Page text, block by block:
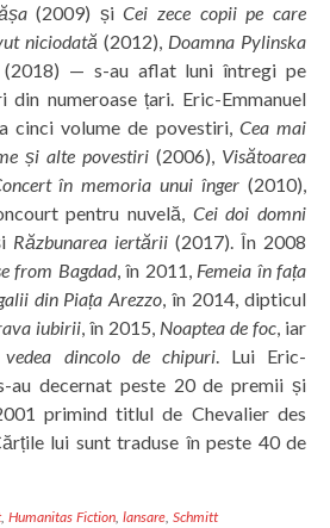
(2009) șiCei zece copii pe care
niciodată(2012), Doamna Pylinska
(2018) — s-au aflat luni întregi pe
din numeroase țari. Eric-Emmanuel
cinci volume de povestiri, Cea mai
și alte povestiri(2006), Visătoarea
în memoria unui înger (2010),
pentru nuvelă, Cei doi domni
Răzbunarea iertării (2017). În 2008
from Bagdad, în 2011, Femeia în fața
din Piața Arezzo, în 2014, dipticul
iubirii, în 2015, Noaptea de foc, iar
dincolo de chipuri. Lui Eric-
au decernat peste 20 de premii și
primind titlul de Chevalier des
lui sunt traduse în peste 40 de
,Humanitas Fiction, lansare, Schmitt